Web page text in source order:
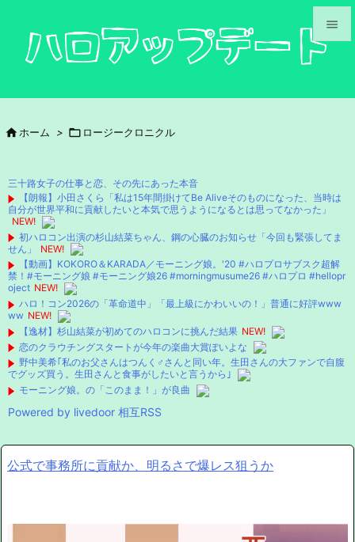



次へ

検索
 ホーム >  ロージークロニクル
三十路女子の仕事と恋、その先にあった本音
【朗報】小田さくら「私は15年間掛けてBe Aliveそのものになった、当時は
自分が世界平和に貢献したいと本気で思うようになるとは思ってなかった」
NEW!
初ハロコン出演の杉山結菜ちゃん、鋼の心臓のお知らせ「今回も緊張してま
せん」
NEW!
【動画】KOKORO＆KARADA／モーニング娘。'20 #ハロプロサブスク超解
禁！#モーニング娘 #モーニング娘26 #morningmusume26 #ハロプロ #hellopr
oject NEW!
ハロ！コン2026の「革命道中」「最上級にかわいいの！」普通に好評www
ww NEW!
【逸材】杉山結菜が初めてのハロコンに挑んだ結果 NEW!
恋のクラウチングスタートが今年の楽曲大賞ぽいよな
野中美希｢私のお父さんはつんく♂さんと同い年。生田さんの大ファンで自腹
でグッズ買う。生田さんと食事がしたいと言うから｣
モーニング娘。の「このまま！」が良曲
Powered by livedoor 相互RSS
公式で事務所に貢献か、明るさで爆レス狙うか